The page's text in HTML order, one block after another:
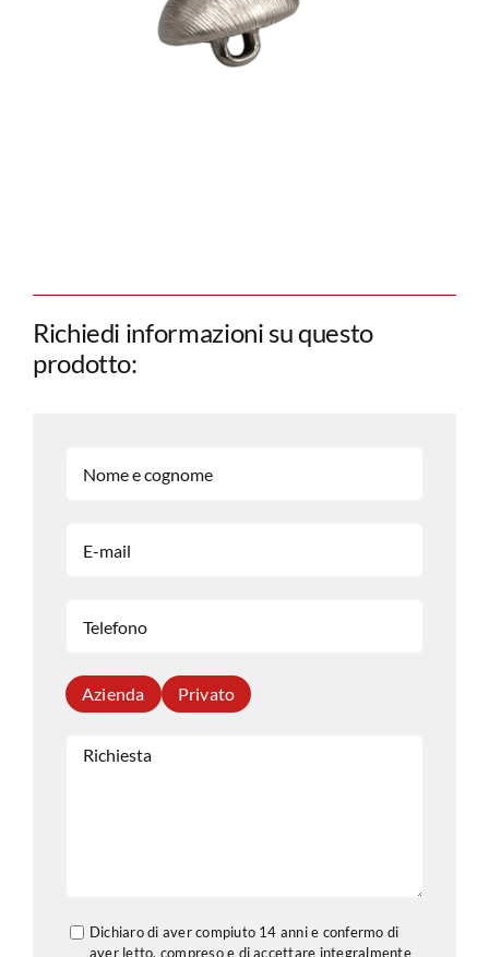
Richiedi informazioni su questo
prodotto:
Azienda Privato
Dichiaro di aver compiuto 14 anni e confermo di
aver letto, compreso e di accettare integralmente